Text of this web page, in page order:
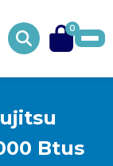
0
Btus